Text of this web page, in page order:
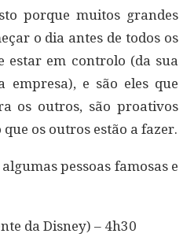
porque muitos grandes
o dia antes de todos os
estar em controlo (da sua
e são eles que
os outros, são proativos
os outros estão a fazer.
pessoas famosas e
da Disney) – 4h30